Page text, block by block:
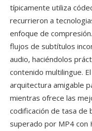
típicamente utiliza
recurrieron a
enfoque de
flujos de subtítulos
audio, haciéndolos
contenido multilingue.
arquitectura amigable
mientras ofrece las
codificación de tasa de
superado por MP4